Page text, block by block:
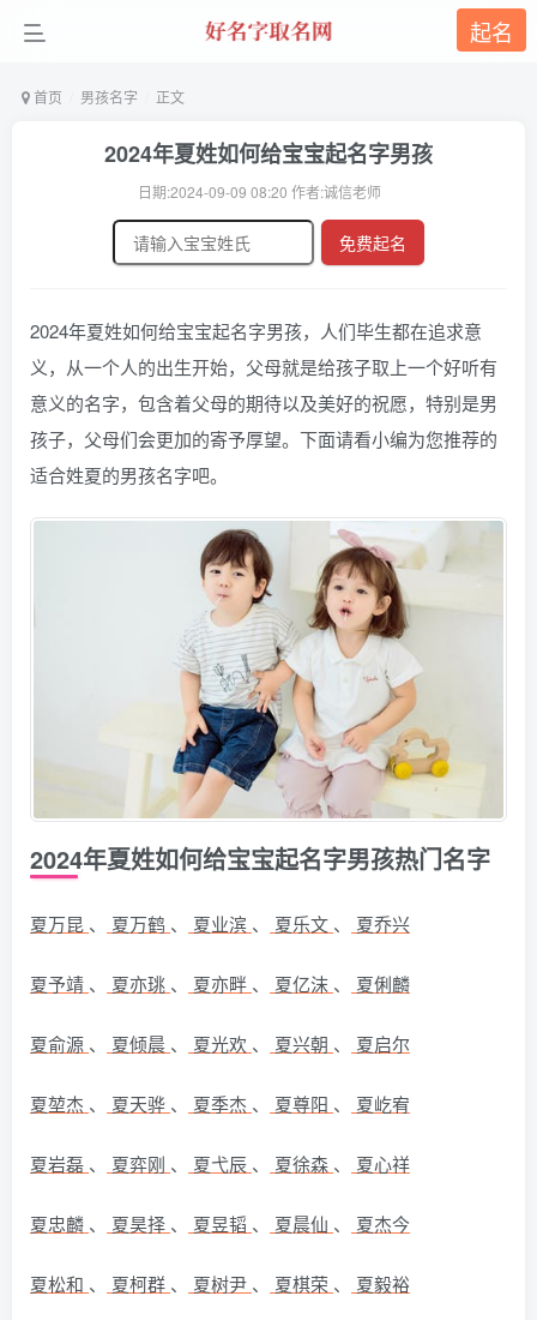
起名
首页 男孩名字 正文
2024年夏姓如何给宝宝起名字男孩
日期:2024-09-09 08:20 作者:诚信老师
免费起名
2024年夏姓如何给宝宝起名字男孩，人们毕生都在追求意
义，从一个人的出生开始，父母就是给孩子取上一个好听有
意义的名字，包含着父母的期待以及美好的祝愿，特别是男
孩子，父母们会更加的寄予厚望。下面请看小编为您推荐的
适合姓夏的男孩名字吧。
2024年夏姓如何给宝宝起名字男孩热门名字
夏万昆 、 夏万鹤 、 夏业滨 、 夏乐文 、 夏乔兴
夏予靖 、 夏亦珧 、 夏亦畔 、 夏亿沫 、 夏俐麟
夏俞源 、 夏倾晨 、 夏光欢 、 夏兴朝 、 夏启尔
夏堃杰 、 夏天骅 、 夏季杰 、 夏尊阳 、 夏屹宥
夏岩磊 、 夏弈刚 、 夏弋辰 、 夏徐森 、 夏心祥
夏忠麟 、 夏昊择 、 夏昱韬 、 夏晨仙 、 夏杰今
夏松和 、 夏柯群 、 夏树尹 、 夏棋荣 、 夏毅裕